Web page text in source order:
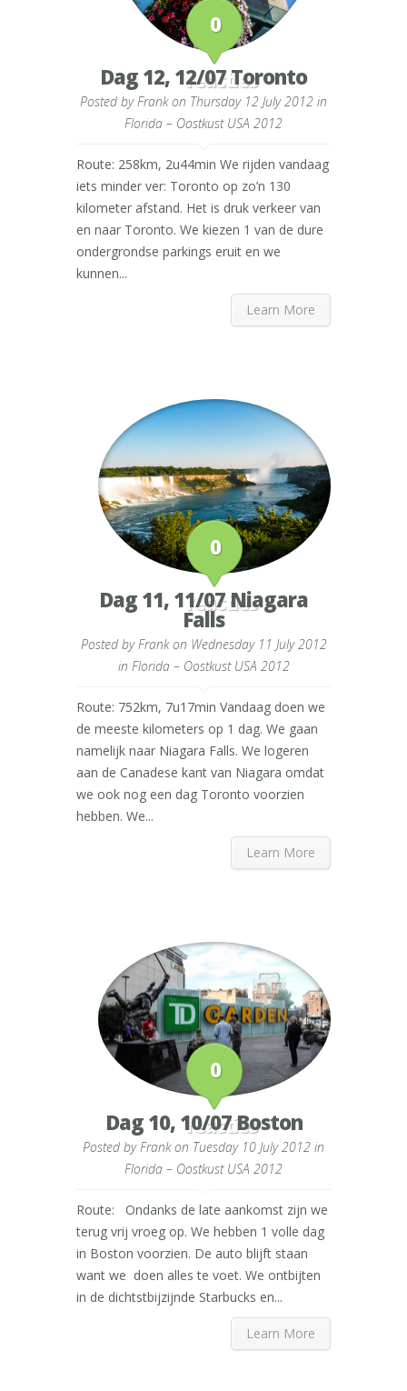
0
reacties
Dag 12, 12/07 Toronto
Posted by Frankon Thursday 12 July 2012 in
Florida – Oostkust USA 2012
Route: 258km, 2u44min We rijden vandaag
iets minder ver: Toronto op zo’n 130
kilometer afstand. Het is druk verkeer van
en naar Toronto. We kiezen 1 van de dure
ondergrondse parkings eruit en we
kunnen...
Learn More
0
reacties
Dag 11, 11/07 Niagara
Falls
Posted by Frankon Wednesday 11 July 2012
in Florida – Oostkust USA 2012
Route: 752km, 7u17min Vandaag doen we
de meeste kilometers op 1 dag. We gaan
namelijk naar Niagara Falls. We logeren
aan de Canadese kant van Niagara omdat
we ook nog een dag Toronto voorzien
hebben. We...
Learn More
0
reacties
Dag 10, 10/07 Boston
Posted byFrankon Tuesday 10 July 2012 in
Florida – Oostkust USA 2012
Route: Ondanks de late aankomst zijn we
terug vrij vroeg op. We hebben 1 volle dag
in Boston voorzien. De auto blijft staan
want we doen alles te voet. We ontbijten
in de dichtstbijzijnde Starbucks en...
Learn More